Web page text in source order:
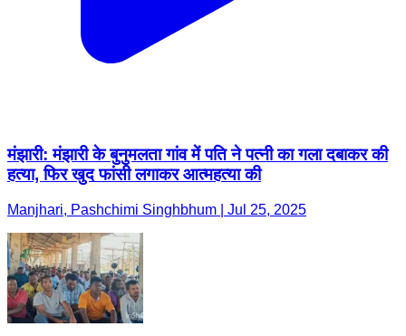
मंझारी: मंझारी के बुनुमलता गांव में पति ने पत्नी का गला दबाकर की
हत्या, फिर खुद फांसी लगाकर आत्महत्या की
Manjhari, Pashchimi Singhbhum | Jul 25, 2025